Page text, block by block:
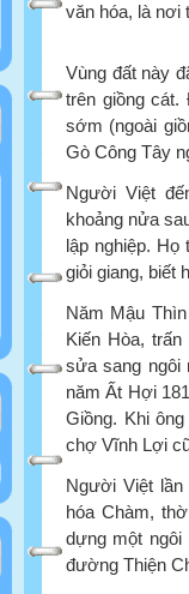
văn hóa, là nơi
Vùng đất này
trên giồng
sớm (ngoài
Gò Công Tây
Người Việt
khoảng nửa
lập nghiệp.
giỏi giang, biết
Năm Mậu
Kiến Hòa,
sửa sang ngôi
năm Ất Hợi
Giồng. Khi
chợ Vĩnh Lợi
Người Việt
hóa Chàm,
dựng một ngôi
đường Thiện